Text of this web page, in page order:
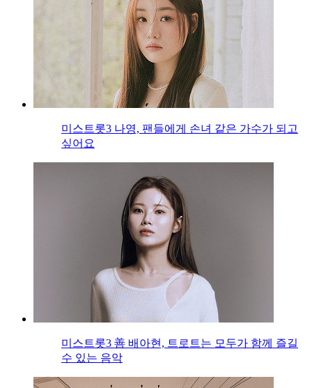
미스트롯3 나영, 팬들에게 손녀 같은 가수가 되고
싶어요
미스트롯3 善 배아현, 트로트는 모두가 함께 즐길
수 있는 음악